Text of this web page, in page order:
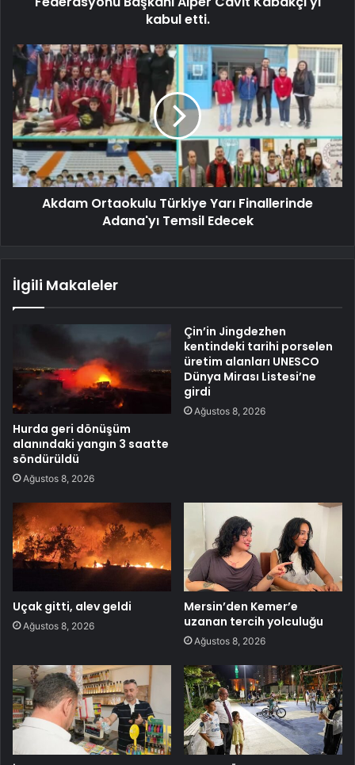
kabul etti.
Akdam Ortaokulu Türkiye Yarı Finallerinde
Adana'yı Temsil Edecek
İlgili Makaleler
Hurda geri dönüşüm
alanındaki yangın 3 saatte
söndürüldü
Ağustos 8, 2026
Çin’in Jingdezhen
kentindeki tarihi porselen
üretim alanları UNESCO
Dünya Mirası Listesi’ne
girdi
Ağustos 8, 2026
Uçak gitti, alev geldi
Ağustos 8, 2026
Mersin’den Kemer’e
uzanan tercih yolculuğu
Ağustos 8, 2026